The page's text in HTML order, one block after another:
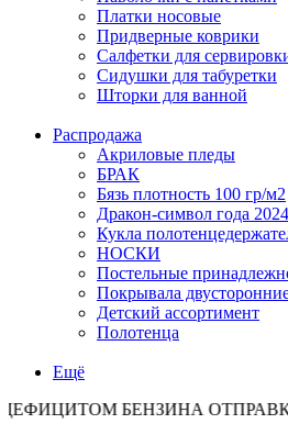
Платки носовые
Придверные коврики
Салфетки для
Сидушки для табуретки
Шторки для ванной
Распродажа
Акриловые пледы
БРАК
Бязь плотность 100 гр/м2
Дракон-символ года 2024
Кукла
НОСКИ
Постельные
Покрывала
Детский ассортимент
Полотенца
Ещё
БЕНЗИНА ОТПРАВКА